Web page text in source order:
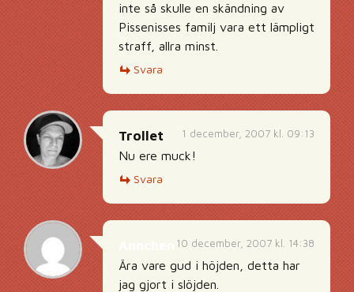
inte så skulle en skändning av
Pissenisses familj vara ett lämpligt
straff, allra minst.
Svara
1 december, 2007 kl. 09:13
Trollet
Nu ere muck!
Svara
10 december, 2007 kl. 14:38
Ära vare gud i höjden, detta har
jag gjort i slöjden.